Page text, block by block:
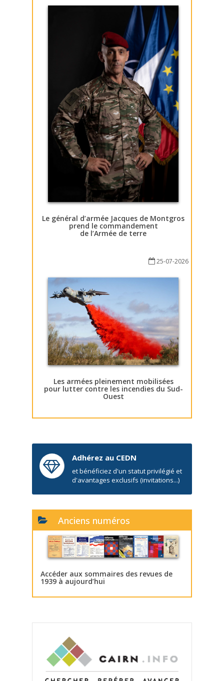
Le général d’armée Jacques de Montgros
prend le commandement
de l’Armée de terre
25-07-2026
Les armées pleinement mobilisées
pour lutter contre les incendies du Sud-
Ouest
Adhérez au CEDN
et bénéficiez d'un statut privilégié et
d'avantages exclusifs (invitations...)
Anciens numéros
Accéder aux sommaires des revues de
1939 à aujourd’hui